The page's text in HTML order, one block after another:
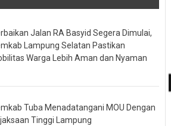
Jalan RA Basyid Segera Dimulai,
Lampung Selatan Pastikan
Warga Lebih Aman dan Nyaman
Tuba Menadatangani MOU Dengan
Tinggi Lampung